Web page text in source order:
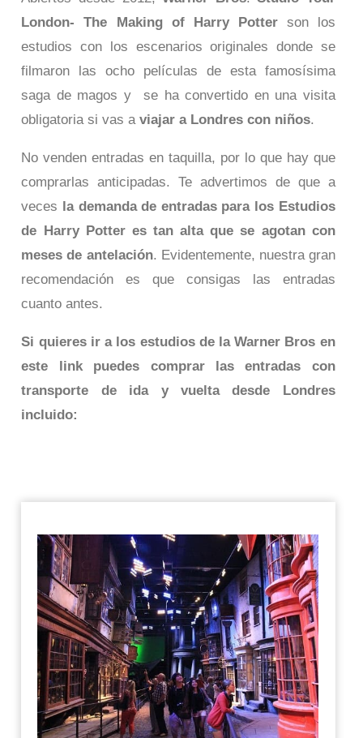
London- The Making of Harry Potter son los
estudios con los escenarios originales donde se
filmaron las ocho películas de esta famosísima
saga de magos y se ha convertido en una visita
obligatoria si vas aviajar a Londres con niños.
No venden entradas en taquilla, por lo que hay que
comprarlas anticipadas. Te advertimos de que a
veces la demanda de entradas para los Estudios
de Harry Potter es tan alta que se agotan con
meses de antelación. Evidentemente, nuestra gran
recomendación es que consigas las entradas
cuanto antes.
Si quieres ir a los estudios de la Warner Bros en
este link puedes comprar las entradas con
transporte de ida y vuelta desde Londres
incluido: